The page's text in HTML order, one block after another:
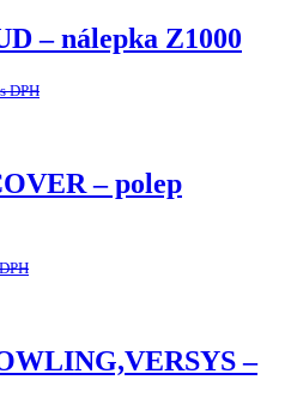
– nálepka Z1000
s DPH
– polep
–